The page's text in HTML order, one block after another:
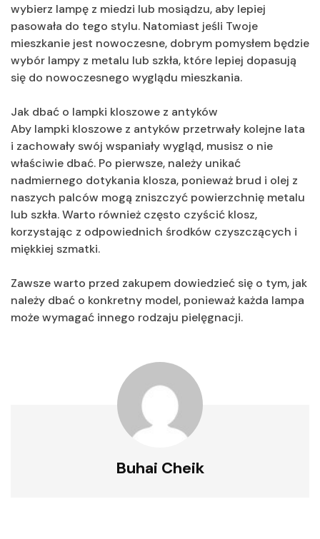
wybierz lampę z miedzi lub mosiądzu, aby lepiej
pasowała do tego stylu. Natomiast jeśli Twoje
mieszkanie jest nowoczesne, dobrym pomysłem będzie
wybór lampy z metalu lub szkła, które lepiej dopasują
się do nowoczesnego wyglądu mieszkania.
Jak dbać o lampki kloszowe z antyków
Aby lampki kloszowe z antyków przetrwały kolejne lata
i zachowały swój wspaniały wygląd, musisz o nie
właściwie dbać. Po pierwsze, należy unikać
nadmiernego dotykania klosza, ponieważ brud i olej z
naszych palców mogą zniszczyć powierzchnię metalu
lub szkła. Warto również często czyścić klosz,
korzystając z odpowiednich środków czyszczących i
miękkiej szmatki.
Zawsze warto przed zakupem dowiedzieć się o tym, jak
należy dbać o konkretny model, ponieważ każda lampa
może wymagać innego rodzaju pielęgnacji.
Buhai Cheik